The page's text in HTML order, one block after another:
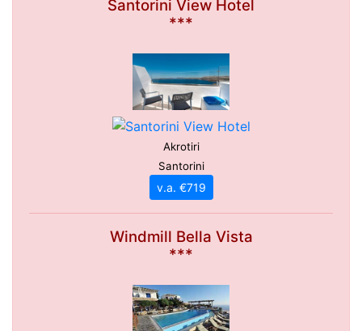
Santorini View Hotel
***
Akrotiri
Santorini
v.a. €719
Windmill Bella Vista
***